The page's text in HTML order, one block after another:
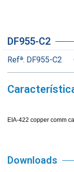
DF955-C2
Refª: DF955-C2
EIA-422 copper comm
Downloads